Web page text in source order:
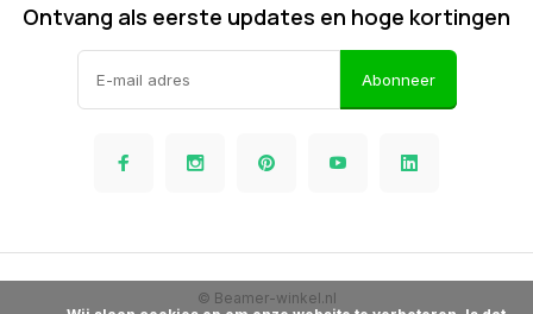
Ontvang als eerste updates en hoge kortingen
Abonneer
© Beamer-winkel.nl